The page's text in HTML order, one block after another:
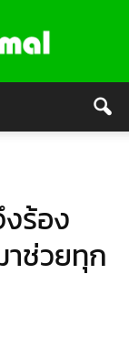
ร้อง
าช่วยทุก